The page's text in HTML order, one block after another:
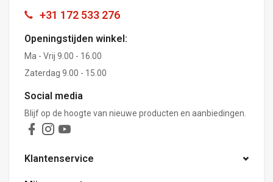
+31 172 533 276
Openingstijden winkel:
Ma - Vrij 9.00 - 16.00
Zaterdag 9.00 - 15.00
Social media
Blijf op de hoogte van nieuwe producten en aanbiedingen.
Klantenservice